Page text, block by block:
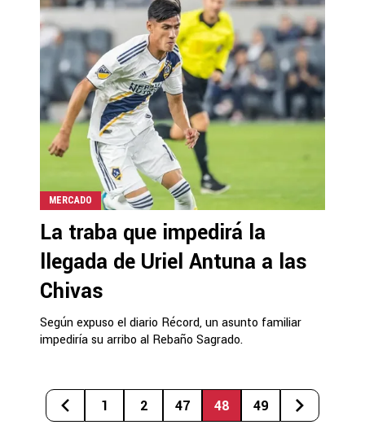
MERCADO
La traba que impedirá la
llegada de Uriel Antuna a las
Chivas
Según expuso el diario Récord, un asunto familiar
impediría su arribo al Rebaño Sagrado.
1 2 47 48 49